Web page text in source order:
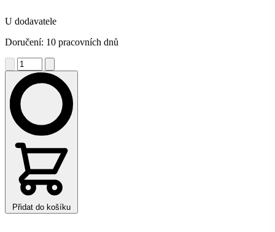
U dodavatele
Doručení: 10 pracovních dnů
Přidat do košíku